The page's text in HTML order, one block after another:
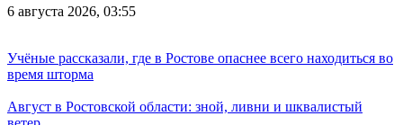
6 августа 2026, 03:55
Учёные рассказали, где в Ростове опаснее всего находиться во
время шторма
Август в Ростовской области: зной, ливни и шквалистый